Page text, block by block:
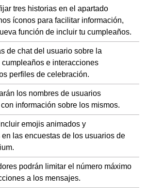
tres historias en el apartado
íconos para facilitar información,
función de incluir tu cumpleaños.
de chat del usuario sobre la
e interacciones
perfiles de celebración.
los nombres de usuarios
información sobre los mismos.
emojis animados y
las encuestas de los usuarios de
podrán limitar el número máximo
a los mensajes.